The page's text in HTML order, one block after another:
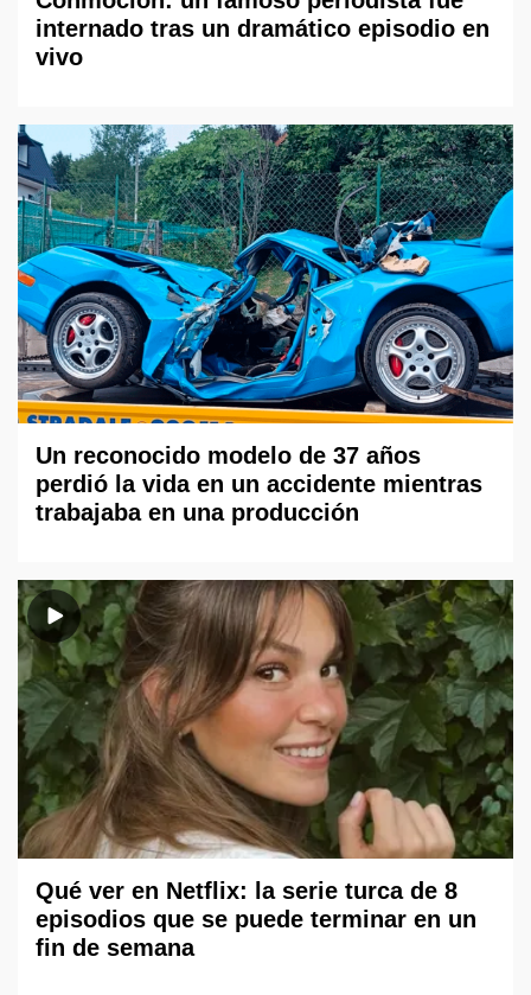
internado tras un dramático episodio en
vivo
Un reconocido modelo de 37 años
perdió la vida en un accidente mientras
trabajaba en una producción
Qué ver en Netflix: la serie turca de 8
episodios que se puede terminar en un
fin de semana